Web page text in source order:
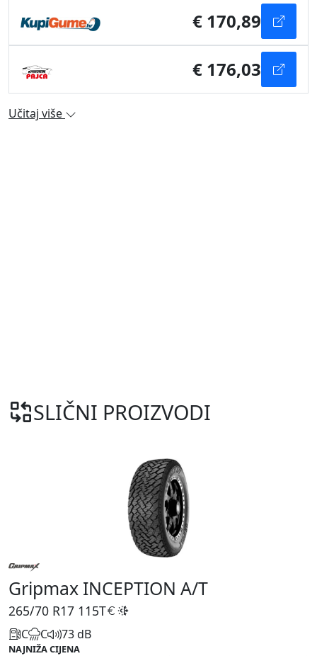
€ 170,89
€ 176,03
Učitaj više
SLIČNI PROIZVODI
Gripmax INCEPTION A/T
265/70 R17 115T
C C 73 dB
NAJNIŽA CIJENA